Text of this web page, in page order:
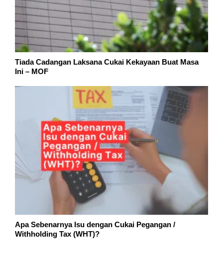
Tiada Cadangan Laksana Cukai Kekayaan Buat Masa
Ini – MOF
Apa Sebenarnya Isu dengan Cukai Pegangan /
Withholding Tax (WHT)?